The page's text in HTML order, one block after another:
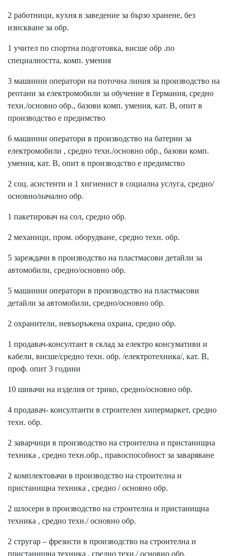
2 работници, кухня в заведение за бързо хранене, без
изискване за обр.
1 учител по спортна подготовка, висше обр .по
специалността, комп. умения
3 машинни оператори на поточна линия за производство на
реотани за електромобили за обучение в Германия, средно
техн./основно обр., базови комп. умения, кат. В, опит в
производство е предимство
6 машинни оператори в производство на батерии за
електромобили , средно техн./основно обр., базови комп.
умения, кат. В, опит в производство е предимство
2 соц. асистенти и 1 хигиенист в социална услуга, средно/
основно/начално обр.
1 пакетировач на сол, средно обр.
2 механици, пром. оборудване, средно техн. обр.
5 зареждачи в производство на пластмасови детайли за
автомобили, средно/основно обр.
5 машинни оператори в производство на пластмасови
детайли за автомобили, средно/основно обр.
2 охранители, невъоръжена охрана, средно обр.
1 продавач-консултант в склад за електро консумативи и
кабели, висше/средно техн. обр. /електротехника/, кат. В,
проф. опит 3 години
10 шивачи на изделия от трико, средно/основно обр.
4 продавач- консултанти в строителен хипермаркет, средно
техн. обр.
2 заварчици в производство на строителна и пристанищна
техника , средно техн.обр., правоспособност за заваряване
2 комплектовачи в производство на строителна и
пристанищна техника , средно / основно обр.
2 шлосери в производство на строителна и пристанищна
техника , средно техн./ основно обр.
2 стругар – фрезисти в производство на строителна и
пристанищна техника , средно техн./ основно обр.